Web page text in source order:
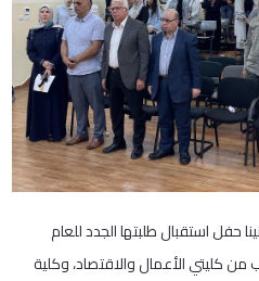
استقبال طلبتها الجدد للعام
لجميع الطلاب من كليتي الأعمال والاقتصاد، وكلية